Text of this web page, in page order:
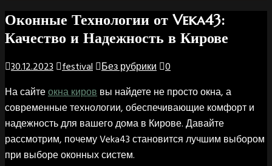
Оконные Технологии от Veka43:
Качество и Надежность в Кирове
30.12.2023 festival Без рубрики 0
На сайтеокна кироввы найдете не просто окна, а
современные технологии, обеспечивающие комфорт и
надежность для вашего дома в Кирове. Давайте
рассмотрим, почему Veka43 становится лучшим выбором
при выборе оконных систем.